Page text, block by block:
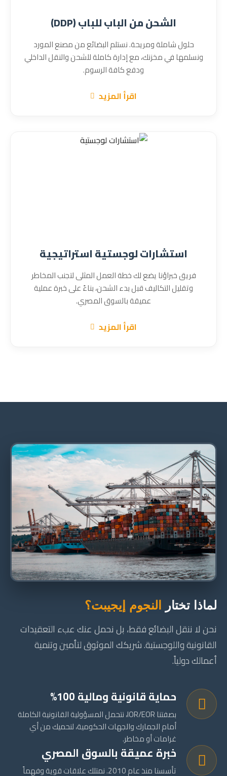
الشحن من الباب للباب (DDP)
حلول شاملة ومريحة. نستلم البضائع من مصنع المورد
ونسلمها في مخزنك، مع إدارة كاملة للشحن والنقل الداخلي
ودفع كافة الرسوم.
اقرأ المزيد
استشارات لوجستية استراتيجية
فريق خبراؤنا يضع لك خطة العمل المثلى لتجنب المخاطر
وتقليل التكاليف قبل بدء الشحن، بناءً على خبرة عملية
عميقة بالسوق المصري.
اقرأ المزيد
لماذا تختار النجوم إيجيبت؟
نحن لا ننقل البضائع فقط، بل نحمل عنك عبء التعقيدات
القانونية واللوجستية. شريكك الموثوق لتأمين وتنمية
أعمالك دولياً.
حماية قانونية ومالية 100%
بصفتنا IOR/EOR، نتحمل المسؤولية القانونية الكاملة
أمام الجمارك والجهات الحكومية، لنحميك من أي
غرامات أو مخاطر.
خبرة عميقة بالسوق المصري
تأسسنا منذ عام 2010. نمتلك علاقات قوية وفهماً